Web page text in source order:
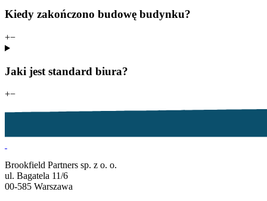
Kiedy zakończono budowę budynku?
+−
Jaki jest standard biura?
+−
Brookfield Partners sp. z o. o.
ul. Bagatela 11/6
00-585 Warszawa